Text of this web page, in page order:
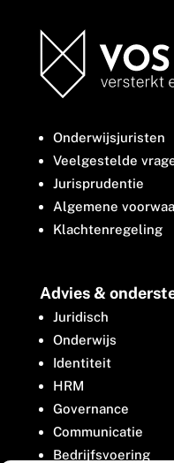
Onderwijsjuristen
Veelgestelde
Jurisprudentie
Algemene
Klachtenregeling
Advies &
Juridisch
Onderwijs
Identiteit
HRM
Governance
Communicatie
Bedrijfsvoering